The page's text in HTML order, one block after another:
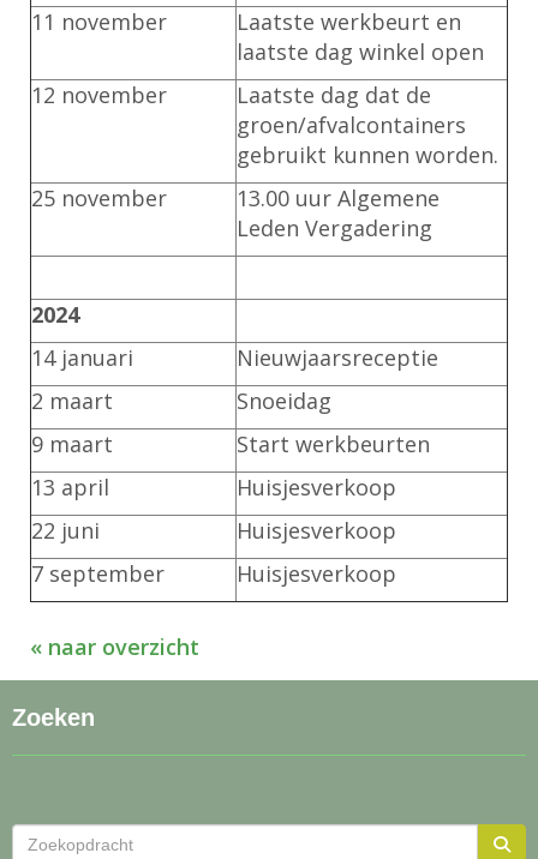
11 november
Laatste werkbeurt en
laatste dag winkel open
12 november
Laatste dag dat de
groen/afvalcontainers
gebruikt kunnen worden.
25 november
13.00 uur Algemene
Leden Vergadering
2024
14 januari
Nieuwjaarsreceptie
2 maart
Snoeidag
9 maart
Start werkbeurten
13 april
Huisjesverkoop
22 juni
Huisjesverkoop
7 september
Huisjesverkoop
« naar overzicht
Zoeken